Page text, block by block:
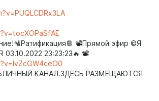
📽️Прямой эфир ©️Я
USSR 03.10.2022 23:23:23🔥 📽️
КАНАЛ.ЗДЕСЬ РАЗМЕЩАЮТСЯ